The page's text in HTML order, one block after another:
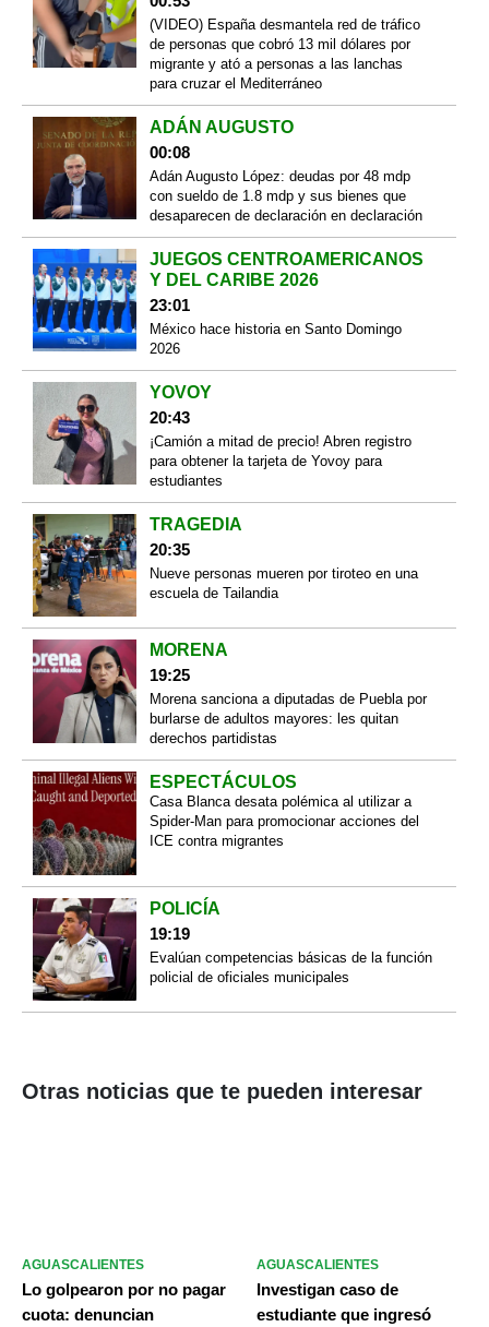
(VIDEO) España desmantela red de tráfico
de personas que cobró 13 mil dólares por
migrante y ató a personas a las lanchas
para cruzar el Mediterráneo
ADÁN AUGUSTO
00:08
Adán Augusto López: deudas por 48 mdp
con sueldo de 1.8 mdp y sus bienes que
desaparecen de declaración en declaración
JUEGOS CENTROAMERICANOS
Y DEL CARIBE 2026
23:01
México hace historia en Santo Domingo
2026
YOVOY
20:43
¡Camión a mitad de precio! Abren registro
para obtener la tarjeta de Yovoy para
estudiantes
TRAGEDIA
20:35
Nueve personas mueren por tiroteo en una
escuela de Tailandia
MORENA
19:25
Morena sanciona a diputadas de Puebla por
burlarse de adultos mayores: les quitan
derechos partidistas
ESPECTÁCULOS
Casa Blanca desata polémica al utilizar a
Spider-Man para promocionar acciones del
ICE contra migrantes
POLICÍA
19:19
Evalúan competencias básicas de la función
policial de oficiales municipales
Otras noticias que te pueden interesar
AGUASCALIENTES
Lo golpearon por no pagar
cuota: denuncian
AGUASCALIENTES
Investigan caso de
estudiante que ingresó